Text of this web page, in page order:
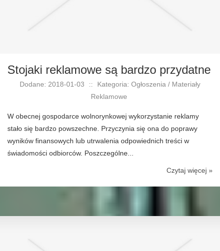
Stojaki reklamowe są bardzo przydatne
Dodane: 2018-01-03 ::
Kategoria: Ogłoszenia / Materiały
Reklamowe
W obecnej gospodarce wolnorynkowej wykorzystanie reklamy
stało się bardzo powszechne. Przyczynia się ona do poprawy
wyników finansowych lub utrwalenia odpowiednich treści w
świadomości odbiorców. Poszczególne...
Czytaj więcej »